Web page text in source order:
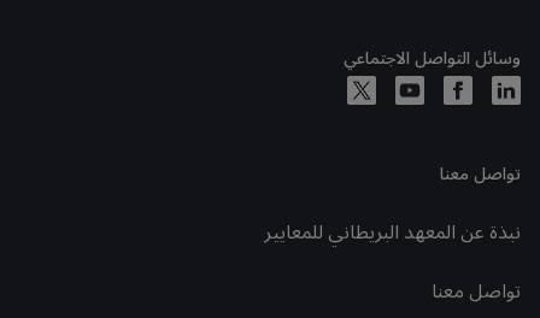
وسائل التواصل الاجتماعي
تواصل معنا
نبذة عن المعهد البريطاني للمعايير
تواصل معنا